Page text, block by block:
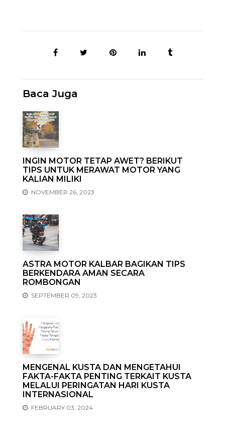
Baca Juga
INGIN MOTOR TETAP AWET? BERIKUT
TIPS UNTUK MERAWAT MOTOR YANG
KALIAN MILIKI
NOVEMBER 26, 2023
ASTRA MOTOR KALBAR BAGIKAN TIPS
BERKENDARA AMAN SECARA
ROMBONGAN
SEPTEMBER 09, 2023
MENGENAL KUSTA DAN MENGETAHUI
FAKTA-FAKTA PENTING TERKAIT KUSTA
MELALUI PERINGATAN HARI KUSTA
INTERNASIONAL
FEBRUARY 03, 2024